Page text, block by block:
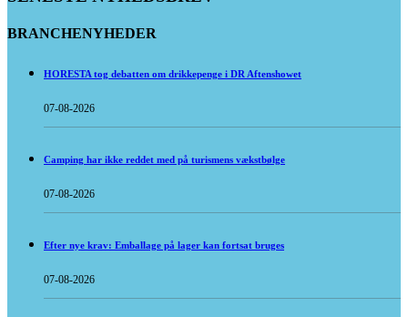
BRANCHENYHEDER
HORESTA tog debatten om drikkepenge i DR Aftenshowet
07-08-2026
Camping har ikke reddet med på turismens vækstbølge
07-08-2026
Efter nye krav: Emballage på lager kan fortsat bruges
07-08-2026